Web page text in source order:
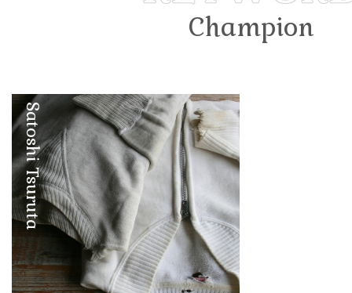
Champion
Satoshi Tsuruta